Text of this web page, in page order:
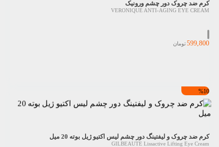
کرم ضد چروک دور چشم ورونیک
VERONIQUE ANTI-AGING EYE CREAM
599,800تومان
%10
کرم ضد چروک و لیفتینگ دور چشم لیس اکتیو ژیل بوته 20 میل
GILBEAUTE Lissactive Lifting Eye Cream